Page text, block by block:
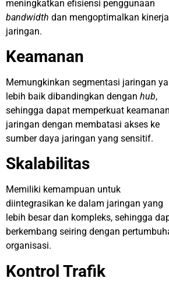
meningkatkan efisiensi penggunaan
bandwidth dan mengoptimalkan kinerja
jaringan.
Keamanan
Memungkinkan segmentasi jaringan
lebih baik dibandingkan dengan hub,
sehingga dapat memperkuat keamanan
jaringan dengan membatasi akses ke
sumber daya jaringan yang sensitif.
Skalabilitas
Memiliki kemampuan untuk
diintegrasikan ke dalam jaringan yang
lebih besar dan kompleks, sehingga
berkembang seiring dengan
organisasi.
Kontrol Trafik